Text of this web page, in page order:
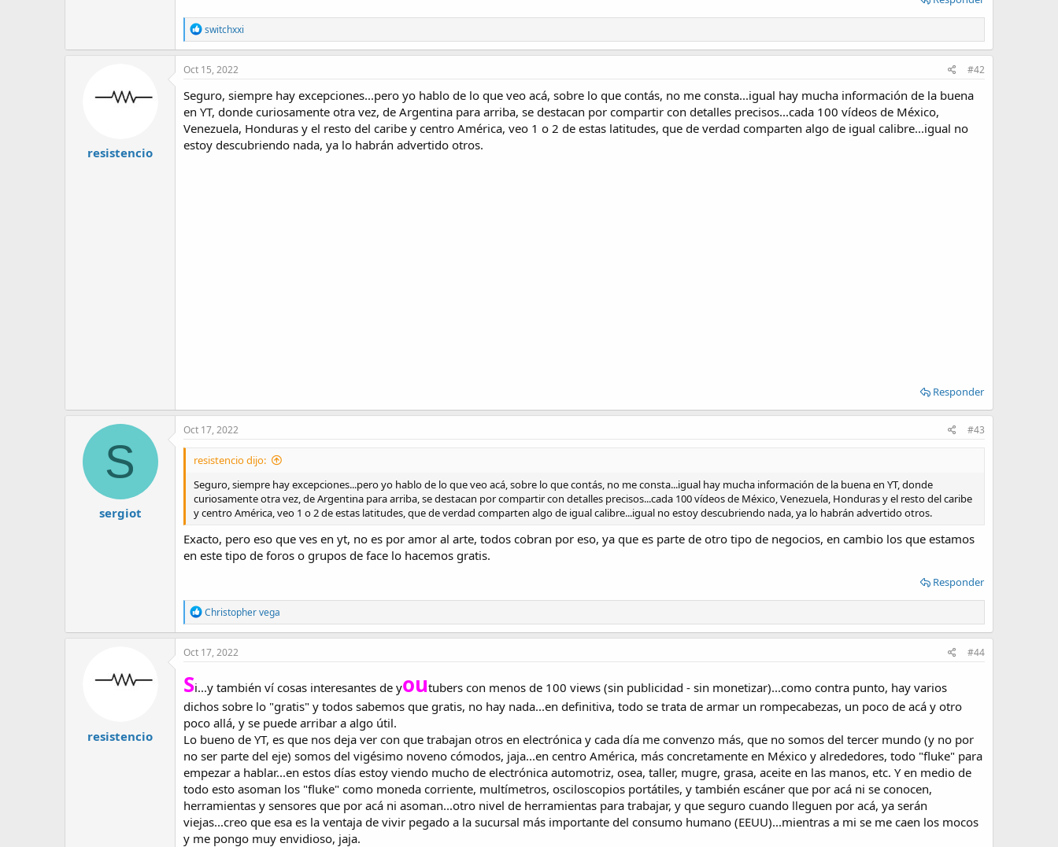
R
e
a
c
i
o
n
s
:
switchxxi
resistencio
Oct 15, 2022 #42
Seguro, siempre hay excepciones...pero yo hablo de lo que veo acá, sobre lo que contás, no me consta...igual hay mucha información de la buena
en YT, donde curiosamente otra vez, de Argentina para arriba, se destacan por compartir con detalles precisos...cada 100 vídeos de México,
Venezuela, Honduras y el resto del caribe y centro América, veo 1 o 2 de estas latitudes, que de verdad comparten algo de igual calibre...igual no
estoy descubriendo nada, ya lo habrán advertido otros.
Responder
S
sergiot
Oct 17, 2022 #43
resistencio dijo:
Seguro, siempre hay excepciones...pero yo hablo de lo que veo acá, sobre lo que contás, no me consta...igual hay mucha información de la buena en YT, donde
curiosamente otra vez, de Argentina para arriba, se destacan por compartir con detalles precisos...cada 100 vídeos de México, Venezuela, Honduras y el resto del caribe
y centro América, veo 1 o 2 de estas latitudes, que de verdad comparten algo de igual calibre...igual no estoy descubriendo nada, ya lo habrán advertido otros.
Exacto, pero eso que ves en yt, no es por amor al arte, todos cobran por eso, ya que es parte de otro tipo de negocios, en cambio los que estamos
en este tipo de foros o grupos de face lo hacemos gratis.
Responder
R
e
a
c
o
n
s
:
Christopher vega
resistencio
Oct 17, 2022 #44
Si...y también ví cosas interesantes de youtubers con menos de 100 views (sin publicidad - sin monetizar)...como contra punto, hay varios
dichos sobre lo "gratis" y todos sabemos que gratis, no hay nada...en definitiva, todo se trata de armar un rompecabezas, un poco de acá y otro
poco allá, y se puede arribar a algo útil.
Lo bueno de YT, es que nos deja ver con que trabajan otros en electrónica y cada día me convenzo más, que no somos del tercer mundo (y no por
no ser parte del eje) somos del vigésimo noveno cómodos, jaja...en centro América, más concretamente en México y alrededores, todo "fluke" para
empezar a hablar...en estos días estoy viendo mucho de electrónica automotriz, osea, taller, mugre, grasa, aceite en las manos, etc. Y en medio de
todo esto asoman los "fluke" como moneda corriente, multímetros, osciloscopios portátiles, y también escáner que por acá ni se conocen,
herramientas y sensores que por acá ni asoman...otro nivel de herramientas para trabajar, y que seguro cuando lleguen por acá, ya serán
viejas...creo que esa es la ventaja de vivir pegado a la sucursal más importante del consumo humano (EEUU)...mientras a mi se me caen los mocos
y me pongo muy envidioso, jaja.